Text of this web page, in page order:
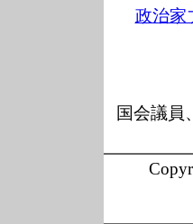
政治家
国会議員